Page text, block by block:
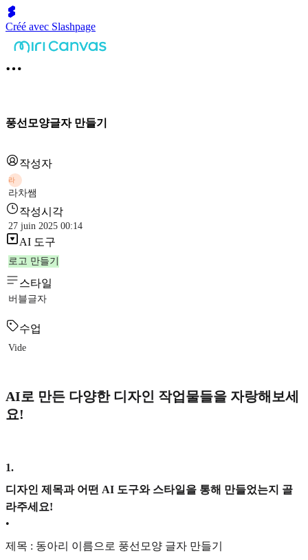
Créé avec Slashpage
풍선모양글자 만들기
작성자
라
라차쌤
작성시각
27 juin 2025 00:14
AI 도구
로고 만들기
스타일
버블글자
수업
Vide
AI로 만든 다양한 디자인 작업물들을 자랑해보세
요!
1.
디자인 제목과 어떤 AI 도구와 스타일을 통해 만들었는지 골
라주세요!
•
제목 : 동아리 이름으로 풍선모양 글자 만들기